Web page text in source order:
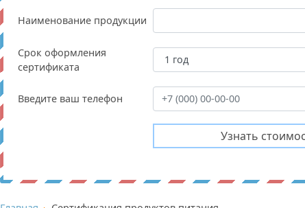
Наименование продукции
Срок оформления
сертификата
Введите ваш телефон